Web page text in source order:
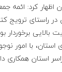
اظهار کرد: ائمه
راستای ترویج
بالایی
استان، با امور
استان همکاری